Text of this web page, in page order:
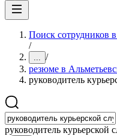
Поиск сотрудников
/
... /
резюме в
руководитель
руководитель курьерской